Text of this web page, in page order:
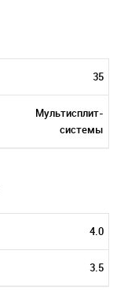
35
Мультисплит-
системы
4.0
3.5